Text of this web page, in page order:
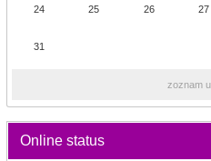
24 25 26 27
31
zoznam
Online status